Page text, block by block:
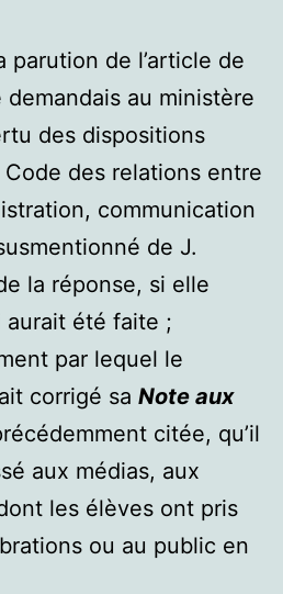
parution de l’article de
au ministère
des dispositions
des relations entre
communication
de J.
la réponse, si elle
été faite ;
par lequel le
corrigé sa Note aux
citée, qu’il
aux médias, aux
les élèves ont pris
ou au public en